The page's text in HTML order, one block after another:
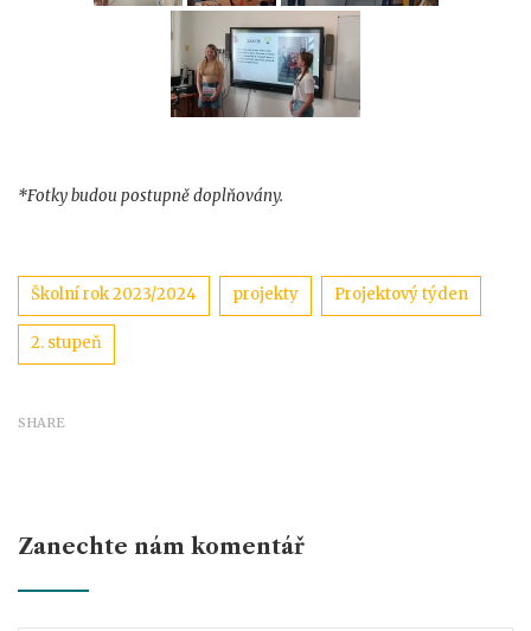
*Fotky budou postupně doplňovány.
Štítky
Školní rok 2023/2024 projekty Projektový týden
2. stupeň
SHARE
Zanechte nám komentář